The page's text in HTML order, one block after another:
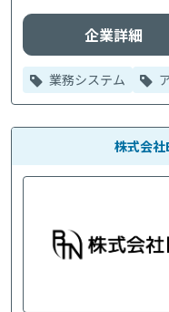
企業詳細
業務システム
株式会